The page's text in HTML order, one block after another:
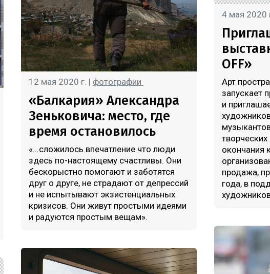
12 мая 2020 г. | фотографии
«Балкария» Александра
Зеньковича: место, где
время остановилось
«...сложилось впечатление что люди
здесь по-настоящему счастливы. Они
бескорыстно помогают и заботятся
друг о друге, не страдают от депрессий
и не испытывают экзистенциальных
кризисов. Они живут простыми идеями
и радуются простым вещам».
4 мая 2020
OFF»
Арт
запускает
и
окончания
продажа,
года, в